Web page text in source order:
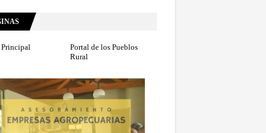
Principal
Portal de los Pueblos
Rural